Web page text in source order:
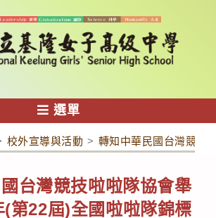
選單
校外宣導與活動 > 轉知中華民國台灣競技
台灣競技啦啦隊協會舉
(第22屆)全國啦啦隊錦標